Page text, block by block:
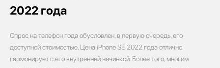
2022 года
Спрос на телефон года обусловлен, в первую очередь, его
доступной стоимостью. Цена iPhone SE 2022 года отлично
гармонирует с его внутренней начинкой. Более того, многим